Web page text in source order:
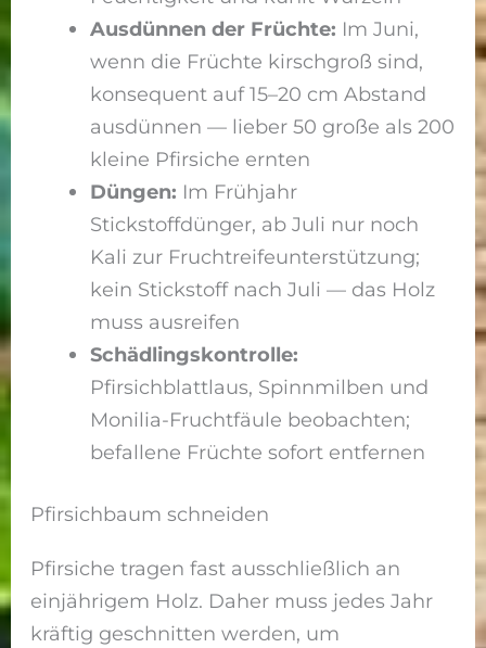
Ausdünnen der Früchte: Im Juni,
wenn die Früchte kirschgroß sind,
konsequent auf 15–20 cm Abstand
ausdünnen — lieber 50 große als 200
kleine Pfirsiche ernten
Düngen: Im Frühjahr
Stickstoffdünger, ab Juli nur noch
Kali zur Fruchtreife­unterstützung;
kein Stickstoff nach Juli — das Holz
muss ausreifen
Schädlingskontrolle:
Pfirsichblattlaus, Spinnmilben und
Monilia-Fruchtfäule beobachten;
befallene Früchte sofort entfernen
Pfirsichbaum schneiden
Pfirsiche tragen fast ausschließlich an
einjährigem Holz. Daher muss jedes Jahr
kräftig geschnitten werden, um